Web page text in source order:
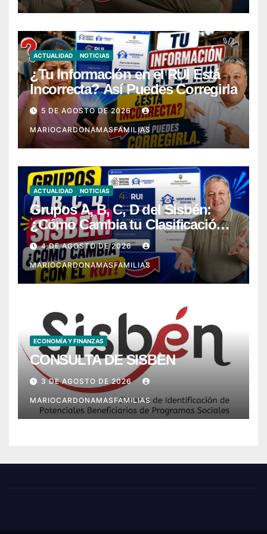
ACTUALIDAD NOTICIAS
¿Tu Información en el RUI Está
Incorrecta? Así Puedes Corregirla
5 DE AGOSTO DE 2026
MARIOCARDONAMASFAMILIAS
ACTUALIDAD NOTICIAS
Grupos A, B, C, D del Sisbén:
¿Cómo Cambia tu Clasificación
con el RUI?
4 DE AGOSTO DE 2026
MARIOCARDONAMASFAMILIAS
ECONOMÍA Y FINANZAS
CONSULTA DE SISBEN
3 DE AGOSTO DE 2026
MARIOCARDONAMASFAMILIAS